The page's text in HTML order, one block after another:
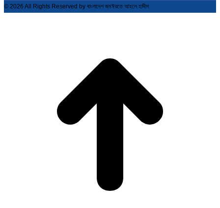
© 2026 All Rights Reserved by বাংলাদেশ জমঈয়তে আহলে হাদীস